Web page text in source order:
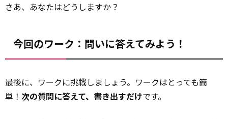
さあ、あなたはどうしますか？
今回のワーク：問いに答えてみよう！
最後に、ワークに挑戦しましょう。ワークはとっても簡
単！ 次の質問に答えて、書き出すだけです。